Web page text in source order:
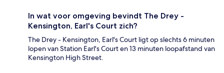
In wat voor omgeving bevindt The Drey -
Kensington, Earl's Court zich?
The Drey - Kensington, Earl's Court ligt op slechts 6 minuten
lopen van Station Earl's Court en 13 minuten loopafstand van
Kensington High Street.